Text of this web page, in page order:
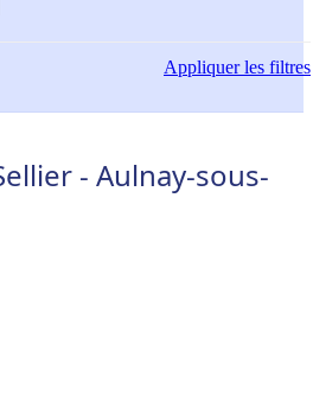
Appliquerles filtres
- Aulnay-sous-